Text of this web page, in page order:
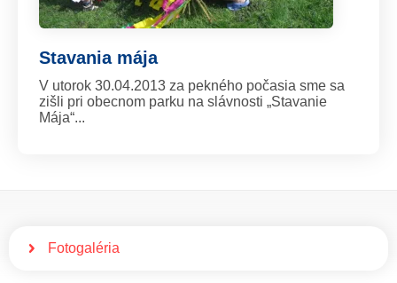
Stavania mája
V utorok 30.04.2013 za pekného počasia sme sa
zišli pri obecnom parku na slávnosti „Stavanie
Mája“...
Fotogaléria